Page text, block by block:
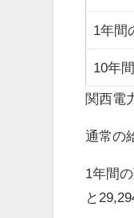
1年間
10年
関西電
通常の
1年間
と